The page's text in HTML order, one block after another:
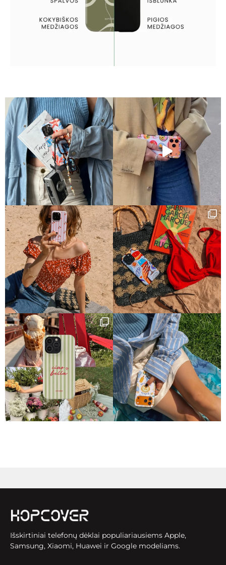
Išskirtiniai telefonų dėklai populiariausiems Apple,
Samsung, Xiaomi, Huawei ir Google modeliams.